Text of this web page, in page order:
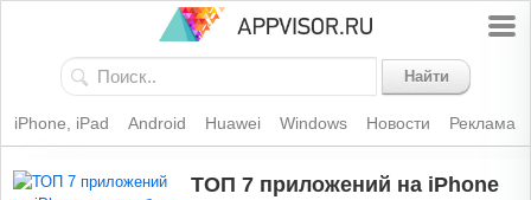
Найти
iPhone, iPad Android Huawei Windows Новости Реклама
ТОП 7 приложений на iPhone